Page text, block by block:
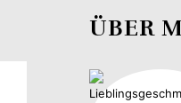
ÜBER